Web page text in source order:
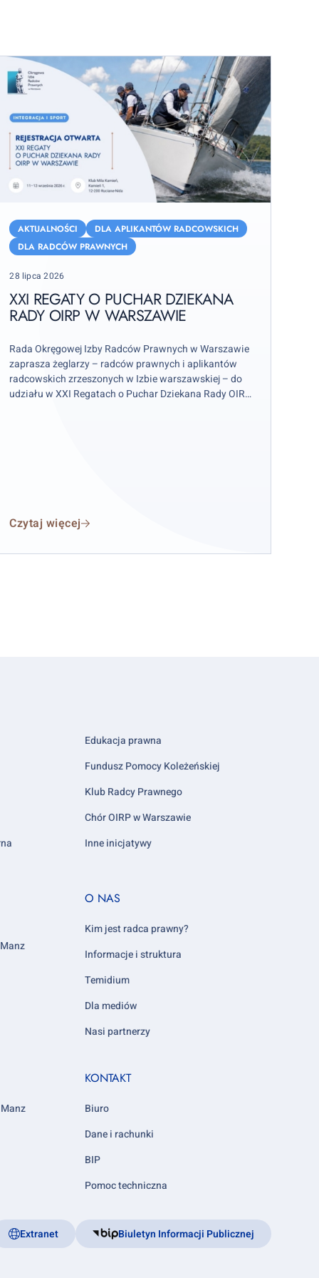
Regaty
Dziekana
Rady
OIRP
Warszawie
AKTUALNOŚCI
DLA APLIKANTÓW RADCOWSKICH
DLA RADCÓW PRAWNYCH
Posted
28 lipca 2026
XXI REGATY O PUCHAR DZIEKANA
RADY OIRP W WARSZAWIE
Rada Okręgowej Izby Radców Prawnych w Warszawie
zaprasza żeglarzy – radców prawnych i aplikantów
radcowskich zrzeszonych w Izbie warszawskiej – do
udziału w XXI Regatach o Puchar Dziekana Rady OIRP
Czytaj więcej
Edukacja prawna
Fundusz Pomocy Koleżeńskiej
Klub Radcy Prawnego
Chór OIRP w Warszawie
Inne inicjatywy
Footer
5
O NAS
Kim jest radca prawny?
Informacje i struktura
Temidium
Dla mediów
Nasi partnerzy
KONTAKT
Biuro
Dane i rachunki
BIP
Pomoc techniczna
Extranet Biuletyn Informacji Publicznej